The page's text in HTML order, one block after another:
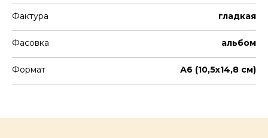
Фактура гладкая
Фасовка альбом
Формат А6 (10,5х14,8 см)